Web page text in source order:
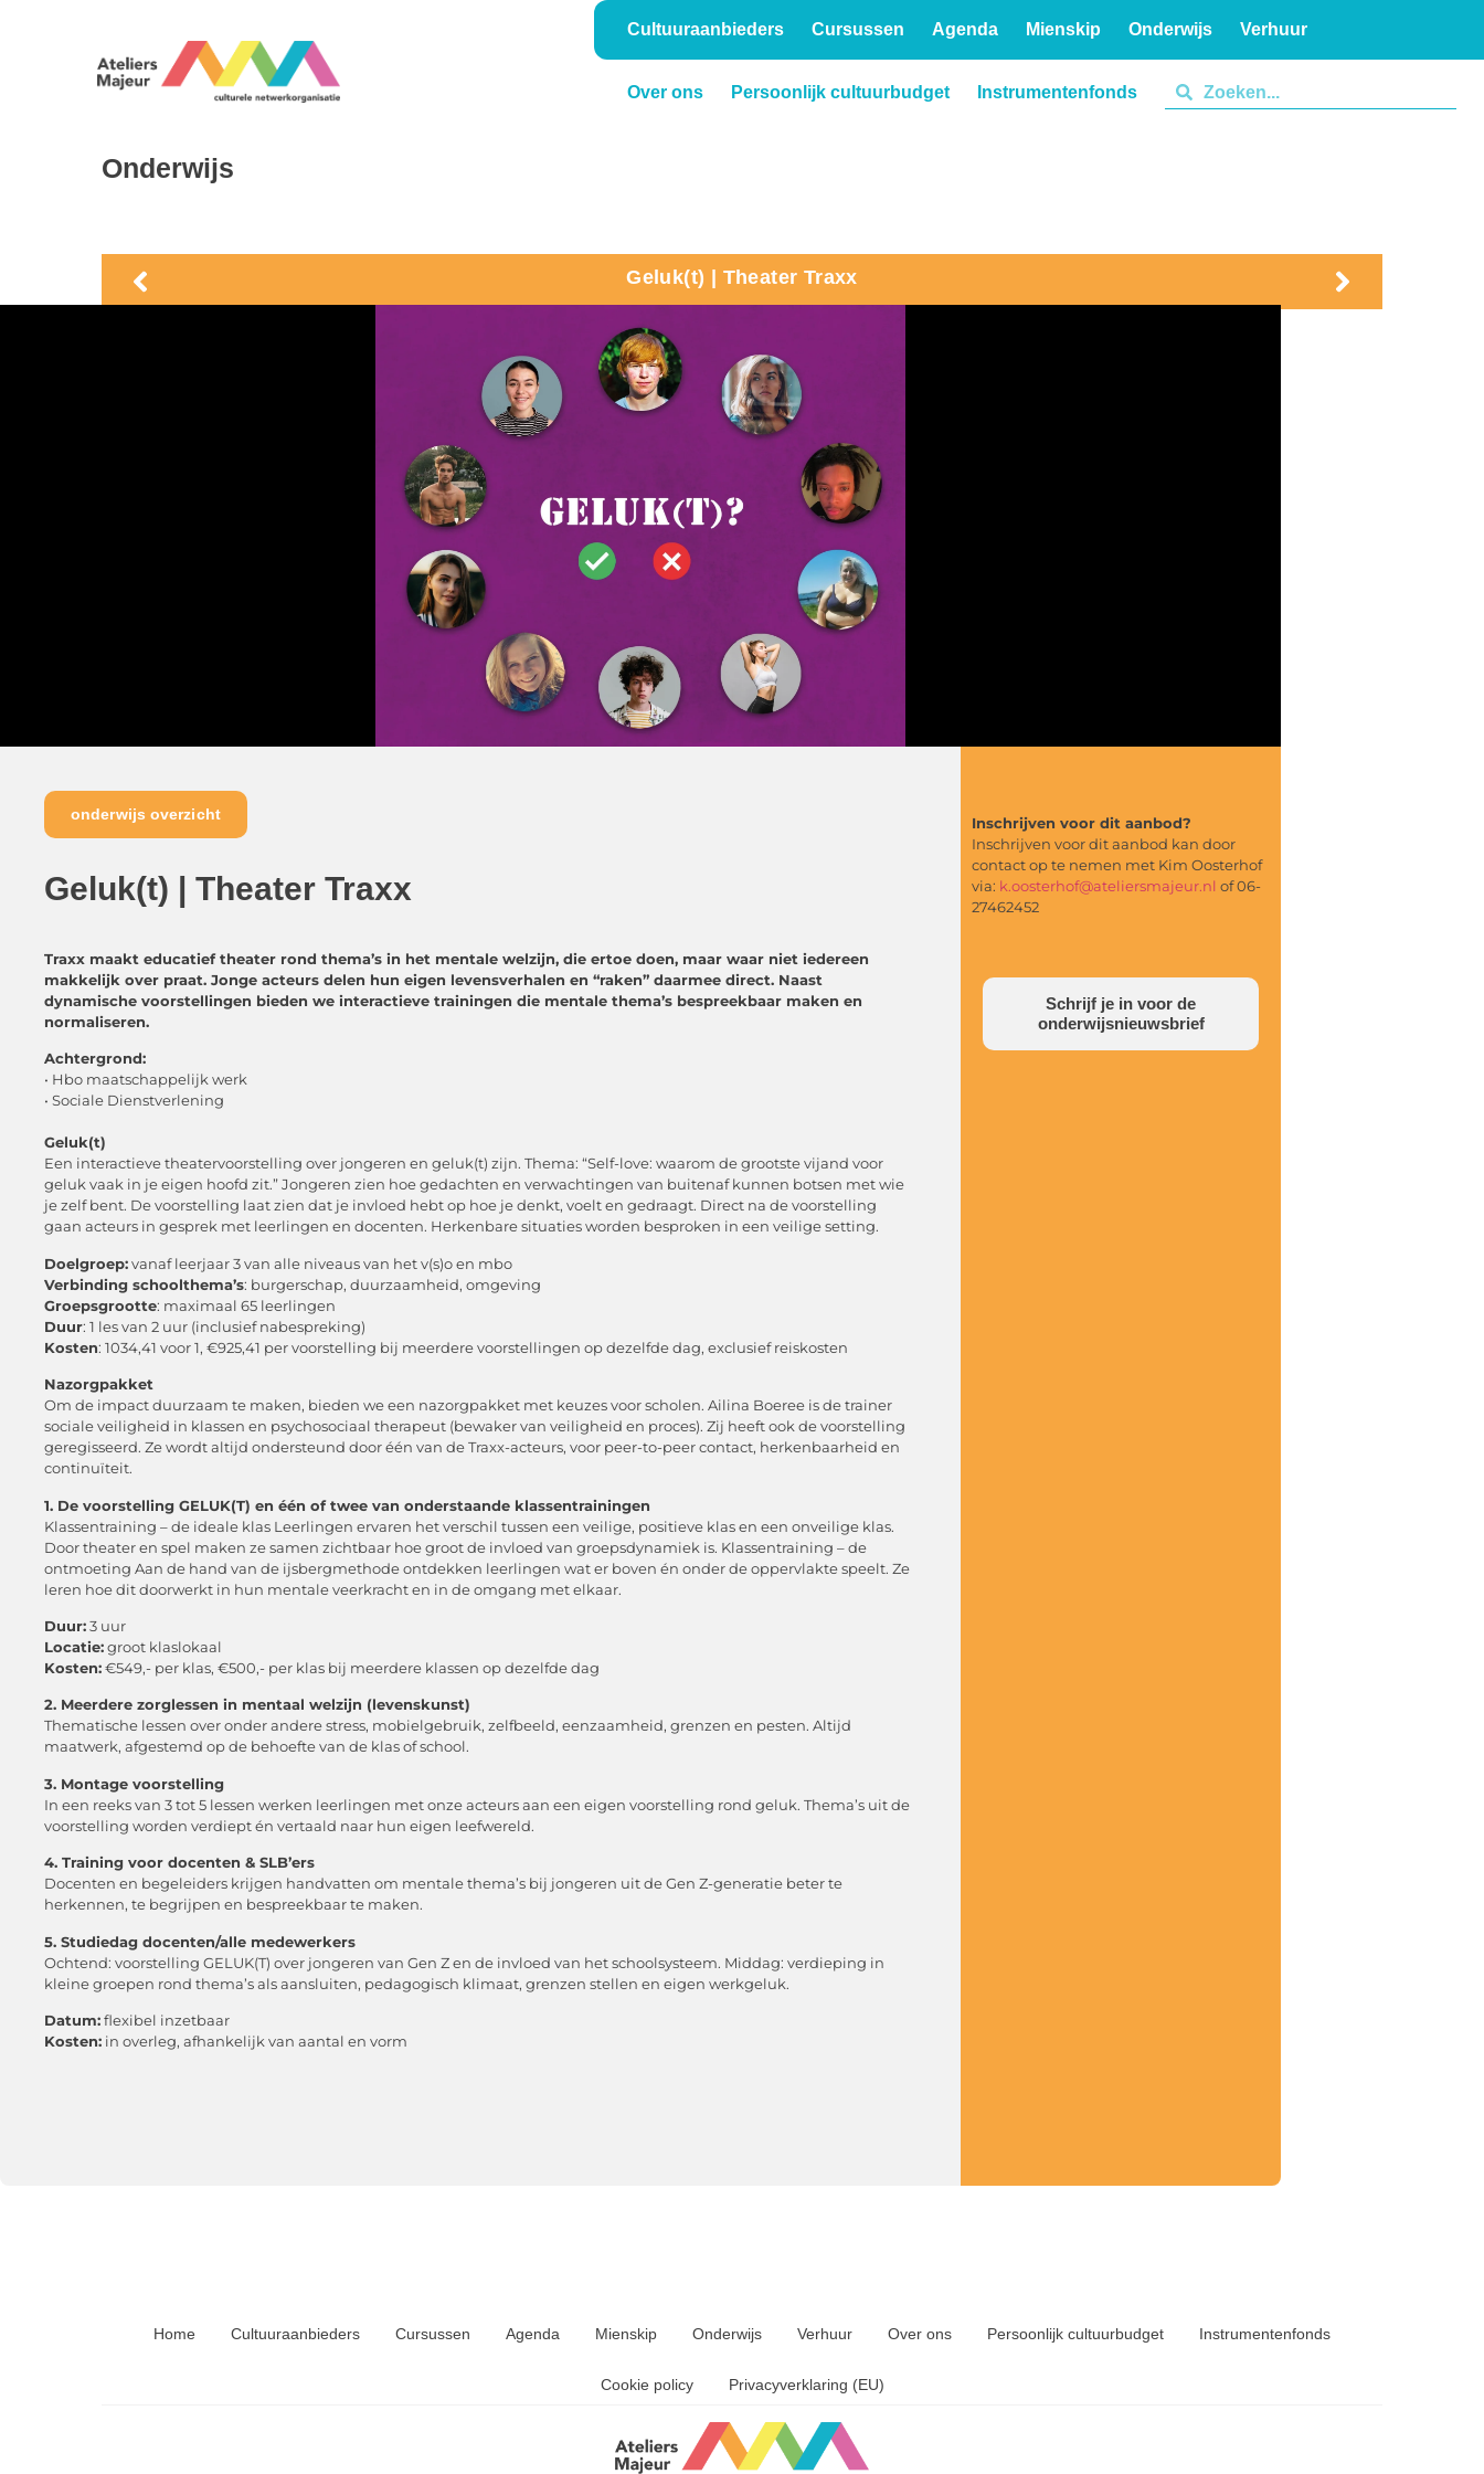
Cultuuraanbieders Cursussen Agenda Mienskip Onderwijs Verhuur
Over ons Persoonlijk cultuurbudget
Instrumentenfonds
Onderwijs
Geluk(t) | Theater Traxx
onderwijs overzicht
Geluk(t) | Theater Traxx
Traxx maakt educatief theater rond thema’s in het mentale welzijn, die ertoe doen, maar waar niet iedereen
makkelijk over praat. Jonge acteurs delen hun eigen levensverhalen en “raken” daarmee direct. Naast
dynamische voorstellingen bieden we interactieve trainingen die mentale thema’s bespreekbaar maken en
normaliseren.
Achtergrond:
• Hbo maatschappelijk werk
• Sociale Dienstverlening
Geluk(t)
Een interactieve theatervoorstelling over jongeren en geluk(t) zijn. Thema: “Self-love: waarom de grootste vijand voor
geluk vaak in je eigen hoofd zit.” Jongeren zien hoe gedachten en verwachtingen van buitenaf kunnen botsen met wie
je zelf bent. De voorstelling laat zien dat je invloed hebt op hoe je denkt, voelt en gedraagt. Direct na de voorstelling
gaan acteurs in gesprek met leerlingen en docenten. Herkenbare situaties worden besproken in een veilige setting.
Doelgroep:vanaf leerjaar 3 van alle niveaus van het v(s)o en mbo
Verbinding schoolthema’s: burgerschap, duurzaamheid, omgeving
Groepsgrootte: maximaal 65 leerlingen
Duur: 1 les van 2 uur (inclusief nabespreking)
Kosten: 1034,41 voor 1, €925,41 per voorstelling bij meerdere voorstellingen op dezelfde dag, exclusief reiskosten
Nazorgpakket
Om de impact duurzaam te maken, bieden we een nazorgpakket met keuzes voor scholen. Ailina Boeree is de trainer
sociale veiligheid in klassen en psychosociaal therapeut (bewaker van veiligheid en proces). Zij heeft ook de voorstelling
geregisseerd. Ze wordt altijd ondersteund door één van de Traxx-acteurs, voor peer-to-peer contact, herkenbaarheid en
continuïteit.
1. De voorstelling GELUK(T) en één of twee van onderstaande klassentrainingen
Klassentraining – de ideale klas Leerlingen ervaren het verschil tussen een veilige, positieve klas en een onveilige klas.
Door theater en spel maken ze samen zichtbaar hoe groot de invloed van groepsdynamiek is. Klassentraining – de
ontmoeting Aan de hand van de ijsbergmethode ontdekken leerlingen wat er boven én onder de oppervlakte speelt. Ze
leren hoe dit doorwerkt in hun mentale veerkracht en in de omgang met elkaar.
Duur:3 uur
Locatie:groot klaslokaal
Kosten:€549,- per klas, €500,- per klas bij meerdere klassen op dezelfde dag
2. Meerdere zorglessen in mentaal welzijn (levenskunst)
Thematische lessen over onder andere stress, mobielgebruik, zelfbeeld, eenzaamheid, grenzen en pesten. Altijd
maatwerk, afgestemd op de behoefte van de klas of school.
3. Montage voorstelling
In een reeks van 3 tot 5 lessen werken leerlingen met onze acteurs aan een eigen voorstelling rond geluk. Thema’s uit de
voorstelling worden verdiept én vertaald naar hun eigen leefwereld.
4. Training voor docenten & SLB’ers
Docenten en begeleiders krijgen handvatten om mentale thema’s bij jongeren uit de Gen Z-generatie beter te
herkennen, te begrijpen en bespreekbaar te maken.
5. Studiedag docenten/alle medewerkers
Ochtend: voorstelling GELUK(T) over jongeren van Gen Z en de invloed van het schoolsysteem. Middag: verdieping in
kleine groepen rond thema’s als aansluiten, pedagogisch klimaat, grenzen stellen en eigen werkgeluk.
Datum:flexibel inzetbaar
Kosten: in overleg, afhankelijk van aantal en vorm
Inschrijven voor dit aanbod?
Inschrijven voor dit aanbod kan door
contact op te nemen met Kim Oosterhof
via: k.oosterhof@ateliersmajeur.nl of 06-
27462452
Schrijf je in voor de
onderwijsnieuwsbrief
Home Cultuuraanbieders Cursussen Agenda Mienskip Onderwijs Verhuur Over ons Persoonlijk cultuurbudget Instrumentenfonds
Cookie policy Privacyverklaring (EU)